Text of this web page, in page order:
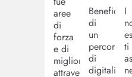
aree
di
forza
e di
miglioramento
attraverso
Beneficia
di
un
percorso
di
I
ti